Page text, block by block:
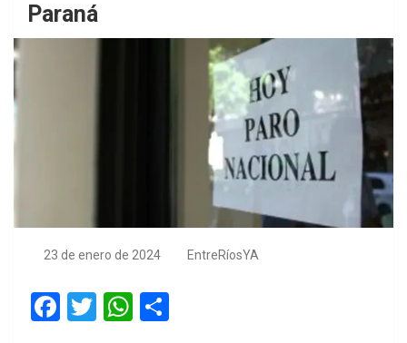
Paraná
23 de enero de 2024 EntreRíosYA
F
T
W